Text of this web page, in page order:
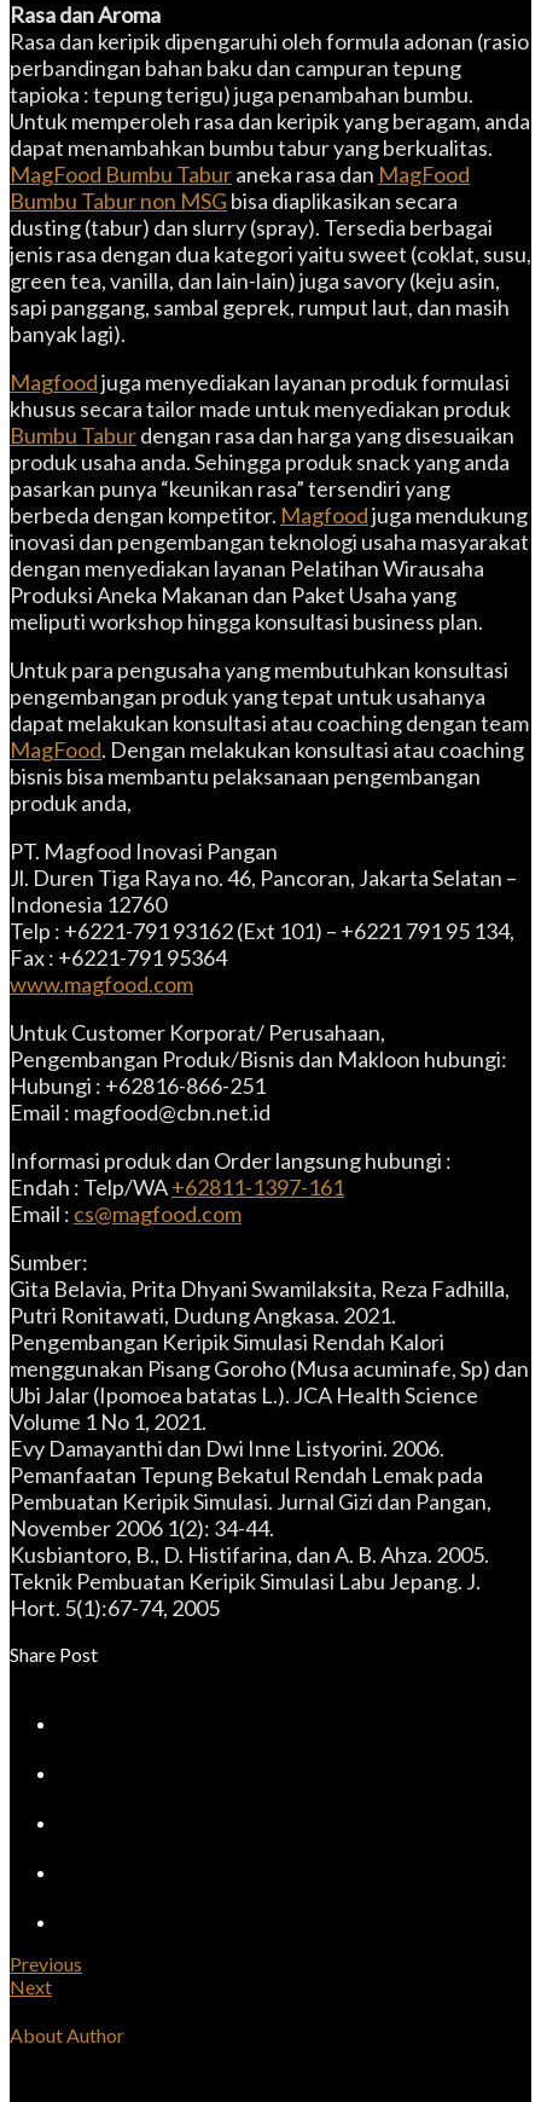
Rasa dan Aroma
Rasa dan keripik dipengaruhi oleh formula adonan (rasio
perbandingan bahan baku dan campuran tepung
tapioka : tepung terigu) juga penambahan bumbu.
Untuk memperoleh rasa dan keripik yang beragam, anda
dapat menambahkan bumbu tabur yang berkualitas.
MagFood Bumbu Taburaneka rasa dan MagFood
Bumbu Tabur non MSG bisa diaplikasikan secara
dusting (tabur) dan slurry (spray). Tersedia berbagai
jenis rasa dengan dua kategori yaitu sweet (coklat, susu,
green tea, vanilla, dan lain-lain) juga savory (keju asin,
sapi panggang, sambal geprek, rumput laut, dan masih
banyak lagi).
Magfoodjuga menyediakan layanan produk formulasi
khusus secara tailor made untuk menyediakan produk
Bumbu Taburdengan rasa dan harga yang disesuaikan
produk usaha anda. Sehingga produk snack yang anda
pasarkan punya “keunikan rasa” tersendiri yang
berbeda dengan kompetitor. Magfoodjuga mendukung
inovasi dan pengembangan teknologi usaha masyarakat
dengan menyediakan layanan Pelatihan Wirausaha
Produksi Aneka Makanan dan Paket Usaha yang
meliputi workshop hingga konsultasi business plan.
Untuk para pengusaha yang membutuhkan konsultasi
pengembangan produk yang tepat untuk usahanya
dapat melakukan konsultasi atau coaching dengan team
MagFood. Dengan melakukan konsultasi atau coaching
bisnis bisa membantu pelaksanaan pengembangan
produk anda,
PT. Magfood Inovasi Pangan
Jl. Duren Tiga Raya no. 46, Pancoran, Jakarta Selatan –
Indonesia 12760
Telp : +6221-791 93162 (Ext 101) – +6221 791 95 134,
Fax : +6221-791 95364
www.magfood.com
Untuk Customer Korporat/ Perusahaan,
Pengembangan Produk/Bisnis dan Makloon hubungi:
Hubungi : +62816-866-251
Email : magfood@cbn.net.id
Informasi produk dan Order langsung hubungi :
Endah : Telp/WA+62811-1397-161
Email : cs@magfood.com
Sumber:
Gita Belavia, Prita Dhyani Swamilaksita, Reza Fadhilla,
Putri Ronitawati, Dudung Angkasa. 2021.
Pengembangan Keripik Simulasi Rendah Kalori
menggunakan Pisang Goroho (Musa acuminafe, Sp) dan
Ubi Jalar (Ipomoea batatas L.). JCA Health Science
Volume 1 No 1, 2021.
Evy Damayanthi dan Dwi Inne Listyorini. 2006.
Pemanfaatan Tepung Bekatul Rendah Lemak pada
Pembuatan Keripik Simulasi. Jurnal Gizi dan Pangan,
November 2006 1(2): 34-44.
Kusbiantoro, B., D. Histifarina, dan A. B. Ahza. 2005.
Teknik Pembuatan Keripik Simulasi Labu Jepang. J.
Hort. 5(1):67-74, 2005
Share Post
Previous
Next
About Author